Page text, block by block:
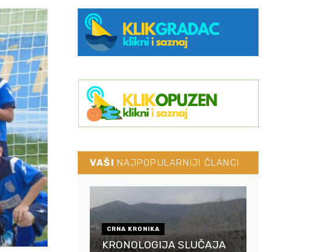
VAŠI NAJPOPULARNIJI ČLANCI
CRNA KRONIKA
KRONOLOGIJA SLUČAJA